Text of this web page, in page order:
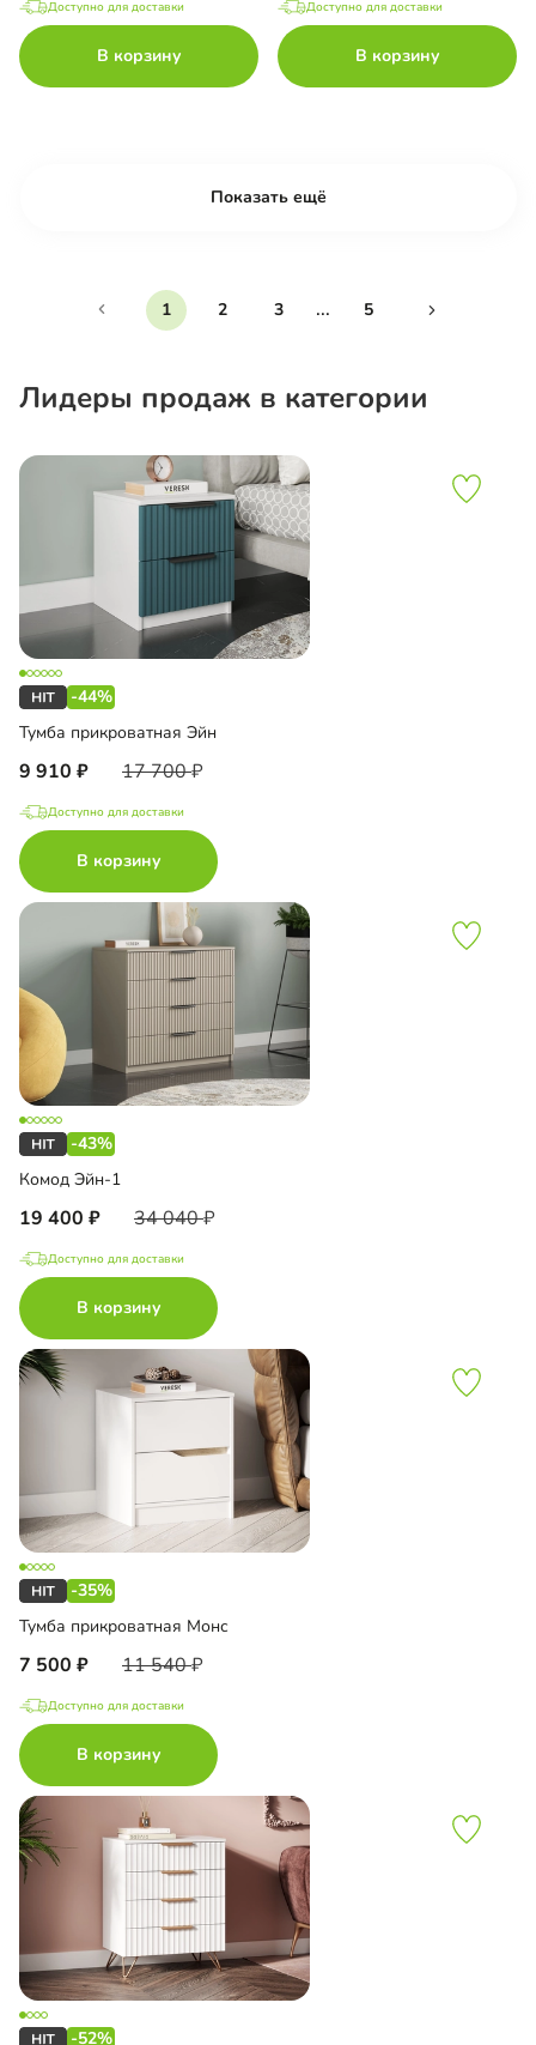
Доступно для доставки
В корзину
Доступно для доставки
В корзину
Показать ещё
1 2 3 ... 5
Лидеры продаж в категории
-44%
Тумба прикроватная Эйн
9 910 17 700
Доступно для доставки
В корзину
-43%
Комод Эйн-1
19 400 34 040
Доступно для доставки
В корзину
-35%
Тумба прикроватная Монс
7 500 11 540
Доступно для доставки
В корзину
-52%